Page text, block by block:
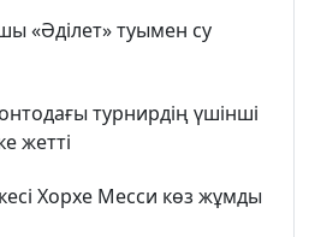
«Әділет» туымен су
турнирдің үшінші
жетті
Хорхе Месси көз жұмды